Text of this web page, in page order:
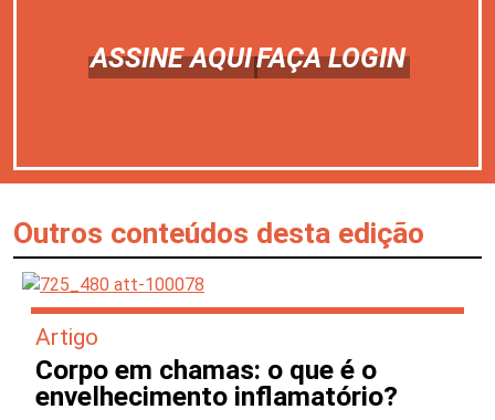
ASSINE AQUIFAÇA LOGIN
Outros conteúdos desta edição
Artigo
Corpo em chamas: o que é o
envelhecimento inflamatório?